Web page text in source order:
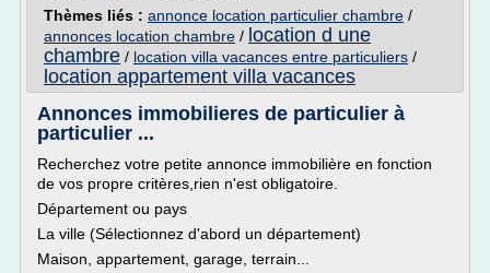
Thèmes liés : annonce location particulier chambre /
annonces location chambre / location d une
chambre / location villa vacances entre particuliers /
location appartement villa vacances
Annonces immobilieres de particulier à
particulier ...
Recherchez votre petite annonce immobilière en fonction
de vos propre critères,rien n'est obligatoire.
Département ou pays
La ville (Sélectionnez d'abord un département)
Maison, appartement, garage, terrain...